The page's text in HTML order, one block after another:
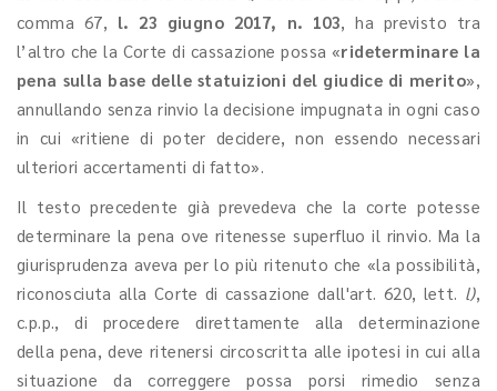
comma 67, l. 23 giugno 2017, n. 103, ha previsto tra
l’altro che la Corte di cassazione possa «rideterminare la
pena sulla base delle statuizioni del giudice di merito»,
annullando senza rinvio la decisione impugnata in ogni caso
in cui «ritiene di poter decidere, non essendo necessari
ulteriori accertamenti di fatto».
Il testo precedente già prevedeva che la corte potesse
determinare la pena ove ritenesse superfluo il rinvio. Ma la
giurisprudenza aveva per lo più ritenuto che «la possibilità,
riconosciuta alla Corte di cassazione dall'art. 620, lett. l),
c.p.p., di procedere direttamente alla determinazione
della pena, deve ritenersi circoscritta alle ipotesi in cui alla
situazione da correggere possa porsi rimedio senza